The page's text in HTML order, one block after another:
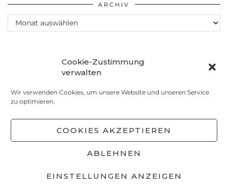
Cookie-Zustimmung
verwalten
Wir verwenden Cookies, um unsere Website und unseren Service
zu optimieren.
COOKIES AKZEPTIEREN
ABLEHNEN
EINSTELLUNGEN ANZEIGEN
ARCHIV
Archiv
DATENSCHUTZ
IMPRESSUM
COOKIE-RICHTLINIE